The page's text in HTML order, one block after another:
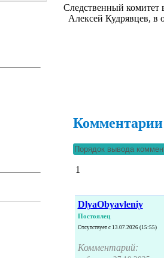
Следственный комитет
Алексей Кудрявцев, в
Комментарии
1
DlyaObyavleniy
Постоялец
Отсутствует с 13.07.2026 (15:55)
Комментарий: